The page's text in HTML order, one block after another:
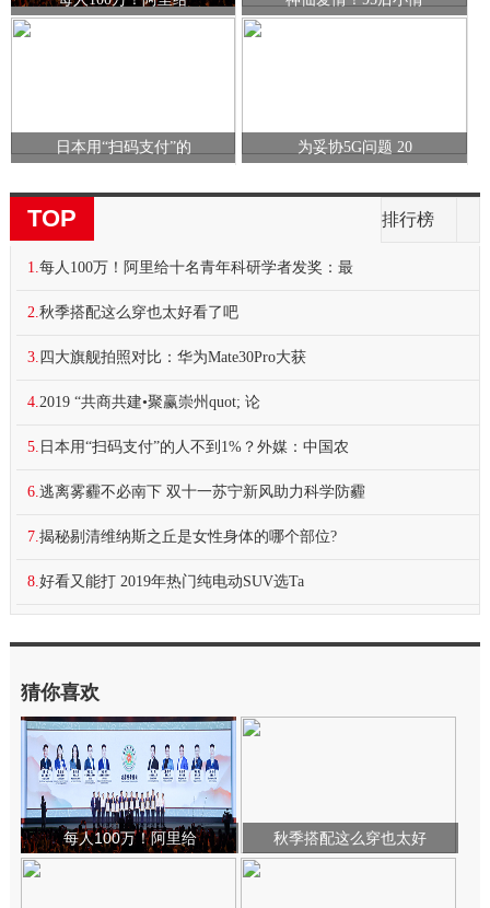
日本用“扫码支付”的 为妥协5G问题 20
TOP 排行榜
1.每人100万！阿里给十名青年科研学者发奖：最
2.秋季搭配这么穿也太好看了吧
3. 四大旗舰拍照对比：华为Mate30Pro大获
4.2019 “共商共建•聚赢崇州quot; 论
5. 日本用“扫码支付”的人不到1%？外媒：中国农
6.逃离雾霾不必南下 双十一苏宁新风助力科学防霾
7.揭秘剔清维纳斯之丘是女性身体的哪个部位?
8.好看又能打 2019年热门纯电动SUV选Ta
猜你喜欢
每人100万！阿里给 秋季搭配这么穿也太好